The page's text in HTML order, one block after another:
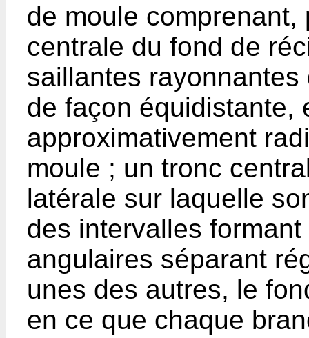
de moule
centrale du fond de
saillantes
de façon équidistante,
approximativement
moule ; un tronc
latérale sur laquelle
des intervalles
angulaires séparant
unes des autres, le
en ce que chaque